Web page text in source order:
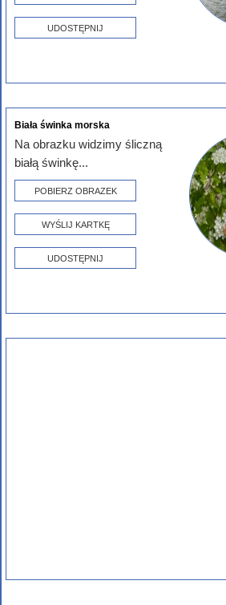
UDOSTĘPNIJ
Biała świnka morska
Na obrazku widzimy śliczną
białą świnkę...
POBIERZ OBRAZEK
WYŚLIJ KARTKĘ
UDOSTĘPNIJ